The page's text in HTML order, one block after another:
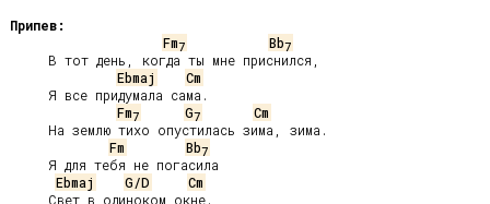
Припев:
Fm7 Bb7
Ebmaj
Cm
Fm7 G7
Cm
Fm
Bb7
Ebmaj
G/D
Cm